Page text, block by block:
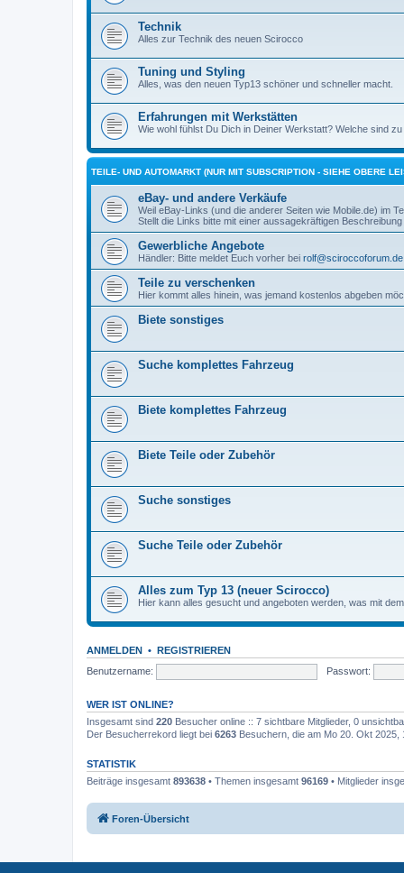
Technik
Alles zur Technik des neuen Scirocco
Tuning und Styling
Alles, was den neuen Typ13 schöner und schneller macht.
Erfahrungen mit Werkstätten
Wie wohl fühlst Du Dich in Deiner Werkstatt? Welche sind
TEILE- UND AUTOMARKT (NUR MIT SUBSCRIPTION - SIEHE OBERE
eBay- und andere Verkäufe
Weil eBay-Links (und die anderer Seiten wie Mobile.de) im
Stellt die Links bitte mit einer aussagekräftigen Beschreibung
Gewerbliche Angebote
Händler: Bitte meldet Euch vorher bei rolf@sciroccoforum.de
Teile zu verschenken
Hier kommt alles hinein, was jemand kostenlos abgeben
Biete sonstiges
Suche komplettes Fahrzeug
Biete komplettes Fahrzeug
Biete Teile oder Zubehör
Suche sonstiges
Suche Teile oder Zubehör
Alles zum Typ 13 (neuer Scirocco)
Hier kann alles gesucht und angeboten werden, was mit
ANMELDEN • REGISTRIEREN
Benutzername:
Passwort:
WER IST ONLINE?
Insgesamt sind 220 Besucher online :: 7 sichtbare Mitglieder, 0
Der Besucherrekord liegt bei 6263 Besuchern, die am Mo 20. Okt 2025,
STATISTIK
Beiträge insgesamt 893638 • Themen insgesamt 96169 • Mitglieder
Foren-Übersicht